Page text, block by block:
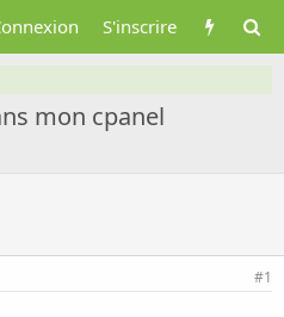
S'inscrire
mon cpanel
#1